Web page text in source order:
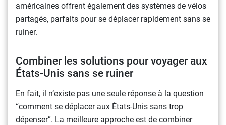
américaines offrent également des systèmes de vélos
partagés, parfaits pour se déplacer rapidement sans se
ruiner.
Combiner les solutions pour voyager aux
États-Unis sans se ruiner
En fait, il n’existe pas une seule réponse à la question
“comment se déplacer aux États-Unis sans trop
dépenser”. La meilleure approche est de combiner